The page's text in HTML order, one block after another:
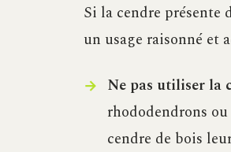
Si la cendre présente
un usage raisonné et
Ne pas utiliser la
rhododendrons
cendre de bois